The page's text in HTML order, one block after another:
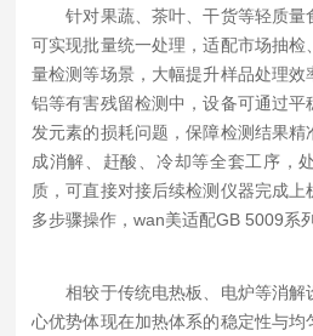
针对果蔬、茶叶、干货等轻质量
可实现批量统一处理，适配市场抽
量检测等场景，大幅提升样品处理效
铝等有害残留检测中，设备可通过
发元素的损耗问题，保障检测结果
成消解、赶酸、冷却等全套工序，
质，可直接对接后续检测仪器完成
多步骤操作，wan美适配GB 5009系
相较于传统电热板、电炉等消解
心优势体现在加热体系的稳定性与